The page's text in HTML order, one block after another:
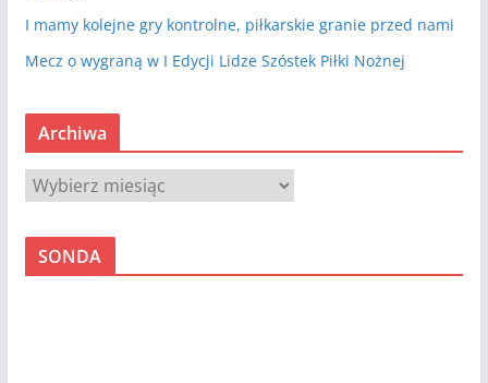
I mamy kolejne gry kontrolne, piłkarskie granie przed nami
Mecz o wygraną w I Edycji Lidze Szóstek Piłki Nożnej
Archiwa
A
r
c
SONDA